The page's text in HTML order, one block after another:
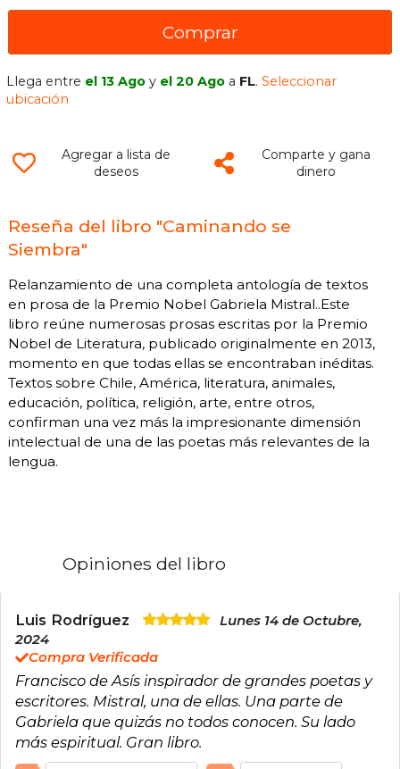
Comprar
Llega entre el 13 Ago y el 20 Ago a FL.Seleccionar
ubicación
Agregar a lista de
deseos
Comparte y gana
dinero
Reseña del libro "Caminando se
Siembra"
Relanzamiento de una completa antología de textos
en prosa de la Premio Nobel Gabriela Mistral..Este
libro reúne numerosas prosas escritas por la Premio
Nobel de Literatura, publicado originalmente en 2013,
momento en que todas ellas se encontraban inéditas.
Textos sobre Chile, América, literatura, animales,
educación, política, religión, arte, entre otros,
confirman una vez más la impresionante dimensión
intelectual de una de las poetas más relevantes de la
lengua.
Opiniones del libro
Luis Rodríguez
Lunes 14 de Octubre,
2024
Compra Verificada
Francisco de Asís inspirador de grandes poetas y
escritores. Mistral, una de ellas. Una parte de
Gabriela que quizás no todos conocen. Su lado
más espiritual. Gran libro.